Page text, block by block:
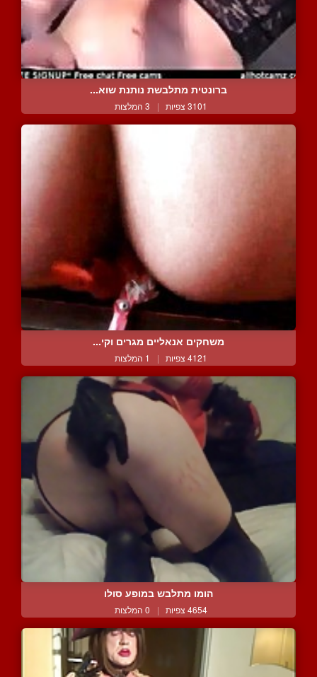
ברונטית מתלבשת נותנת שוא...
3101 צפיות | 3 המלצות
משחקים אנאליים מגרים וקי...
4121 צפיות | 1 המלצות
הומו מתלבש במופע סולו
4654 צפיות | 0 המלצות